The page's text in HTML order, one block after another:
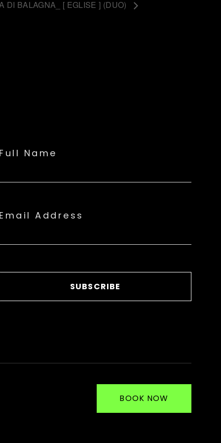
DI BALAGNA_ [ EGLISE ] (DUO)
Full Name
Email Address
SUBSCRIBE
BOOK NOW